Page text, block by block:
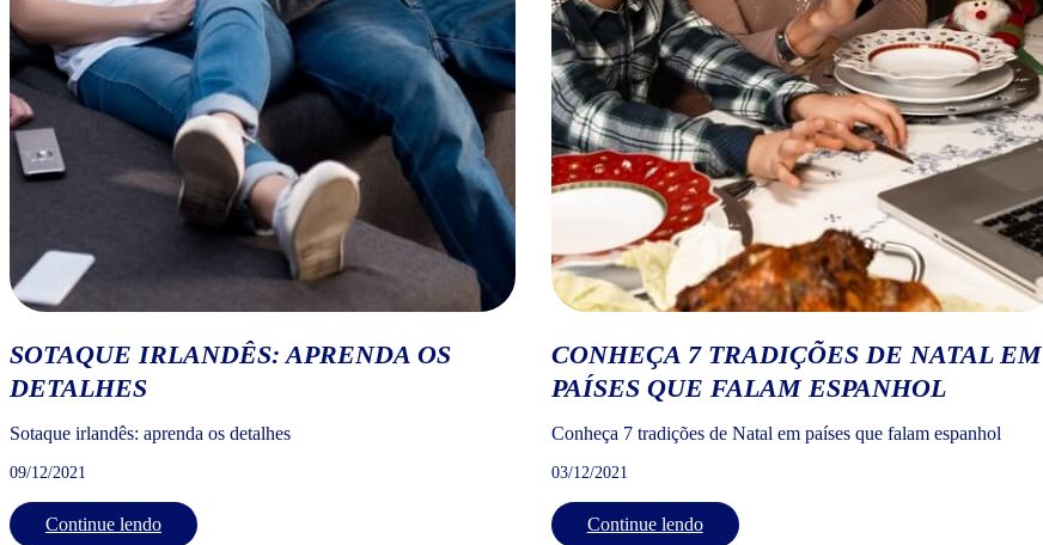
SOTAQUE IRLANDÊS: APRENDA OS
DETALHES
Sotaque irlandês: aprenda os detalhes
09/12/2021
Continue lendo
CONHEÇA 7 TRADIÇÕES DE NATAL EM
PAÍSES QUE FALAM ESPANHOL
Conheça 7 tradições de Natal em países que falam espanhol
03/12/2021
Continue lendo